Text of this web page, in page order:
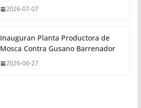
2026-07-07
Inauguran Planta Productora de
Mosca Contra Gusano Barrenador
2026-06-27